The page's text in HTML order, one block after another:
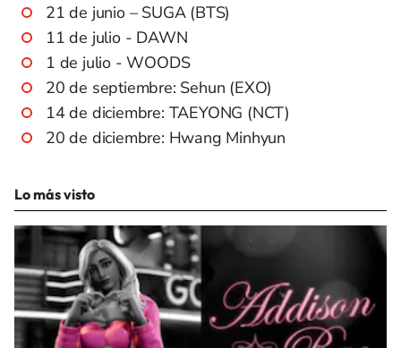
21 de junio – SUGA (BTS)
11 de julio - DAWN
1 de julio - WOODS
20 de septiembre: Sehun (EXO)
14 de diciembre: TAEYONG (NCT)
20 de diciembre: Hwang Minhyun
Lo más visto